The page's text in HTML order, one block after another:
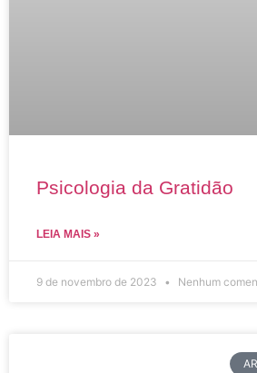
Psicologia da Gratidão
LEIA MAIS »
9 de novembro de 2023 Nenhum